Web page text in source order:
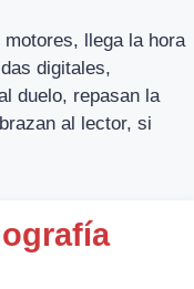
llega la hora
digitales,
duelo, repasan la
al lector, si